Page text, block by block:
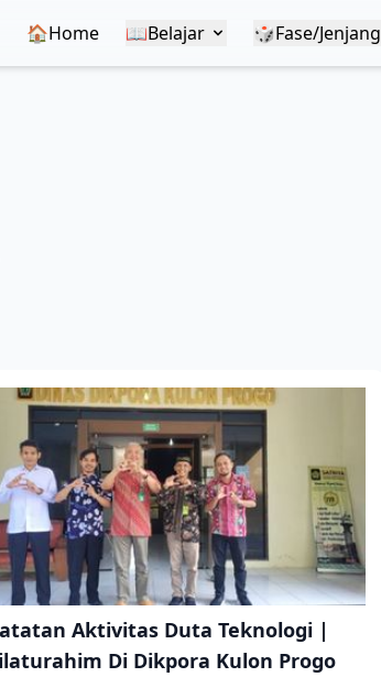
🏠Home 📖Belajar 🎲Fase/Jenjang
Aktivitas Duta Teknologi |
Di Dikpora Kulon Progo